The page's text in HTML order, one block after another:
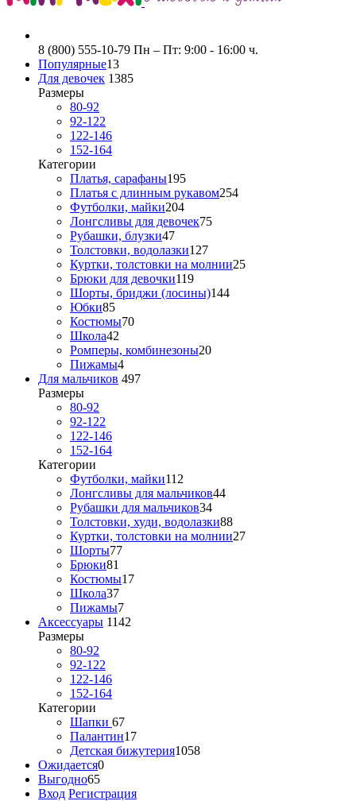
8 (800) 555-10-79 Пн – Пт: 9:00 - 16:00 ч.
Популярные13
Для девочек 1385
Размеры
80-92
92-122
122-146
152-164
Категории
Платья, сарафаны195
Платья с длинным рукавом254
Футболки, майки204
Лонгсливы для девочек75
Рубашки, блузки47
Толстовки, водолазки127
Куртки, толстовки на молнии25
Брюки для девочки119
Шорты, бриджи (лосины)144
Юбки85
Костюмы70
Школа42
Ромперы, комбинезоны20
Пижамы4
Для мальчиков 497
Размеры
80-92
92-122
122-146
152-164
Категории
Футболки, майки112
Лонгсливы для мальчиков44
Рубашки для мальчиков34
Толстовки, худи, водолазки88
Куртки, толстовки на молнии27
Шорты77
Брюки81
Костюмы17
Школа37
Пижамы7
Аксессуары 1142
Размеры
80-92
92-122
122-146
152-164
Категории
Шапки 67
Палантин17
Детская бижутерия1058
Ожидается0
Выгодно65
Вход Регистрация